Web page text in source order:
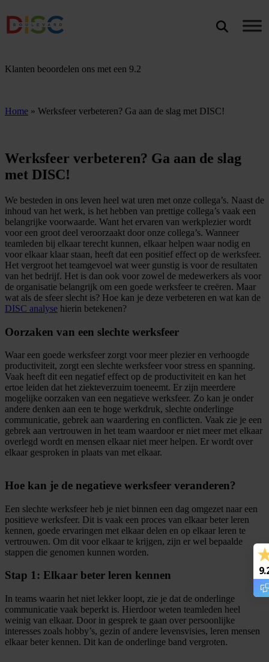
Klanten beoordelen ons met een 9.2
Home » Werksfeer verbeteren? Ga aan de slag met DISC!
Werksfeer verbeteren? Ga aan de slag
met DISC!
We besteden in ons leven heel wat uren met onze collega’s. Naast de
inhoud van het werk, is het hebben van prettige collega’s vaak een
belangrijke voorwaarde. Want het ervaren van werkplezier wordt
voor een groot deel veroorzaakt door onze collega’s. Wanneer
teamleden bij elkaar terecht kunnen, elkaar helpen waar nodig en
voor elkaar klaar staan, heeft dat een positief effect op de werksfeer.
Het vergroot het teamgevoel wat weer gunstig is voor de resultaten
van het bedrijf. Het is dan ook voor zowel de medewerkers als voor
de organisatie belangrijk om een goede werksfeer te creëren. Maar
wat als de sfeer slecht is? Hoe kan je deze verbeteren en wat kan de
DISC analyse hierin betekenen?
Oorzaken van een slechte werksfeer
Waar een goede werksfeer zorgt voor meer plezier en verhoogde
productiviteit, zorgt een slechte werksfeer voor stress en spanning.
Vaak heeft dit een negatief effect op de productiviteit en kan het
ertoe leiden dat het ziekteverzuim toeneemt. Er zijn meerdere
mogelijke oorzaken van een negatieve werksfeer. Zo kan je onder
andere denken aan een te hoge werkdruk, slechte onderlinge
communicatie, gebrek aan waardering en conflicten. Vaak zie je een
gebrek aan vertrouwen in het team waardoor er niet meer met elkaar
overlegd wordt en mensen elkaar niet meer helpen. Er wordt over
elkaar gesproken in plaats van met elkaar.
Hoe kan je de negatieve werksfeer veranderen?
Een slechte werksfeer heb je niet binnen een dag omgezet naar een
positieve werksfeer. Dit is vaak een proces van elkaar beter leren
kennen, goede ervaringen met elkaar delen en op elkaar leren te
vertrouwen. Om dit voor elkaar te krijgen, zijn er wel bepaalde
stappen die genomen kunnen worden.
Stap 1: Elkaar beter leren kennen
In teams waarin het niet lekker loopt, zie je dat de onderlinge
communicatie vaak beperkt is. Hierdoor weten teamleden heel
weinig van elkaar. Door in gesprek te gaan over persoonlijke
interesses zoals hobby’s, gezin of andere levensvisies, leren mensen
elkaar beter kennen. Dit kan de onderlinge band vergroten.